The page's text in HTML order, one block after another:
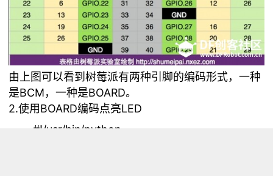
由上图可以看到树莓派有两种引脚的编码形式，一种
是BCM，一种是BOARD。
2.使用BOARD编码点亮LED
#!/usr/bin/python